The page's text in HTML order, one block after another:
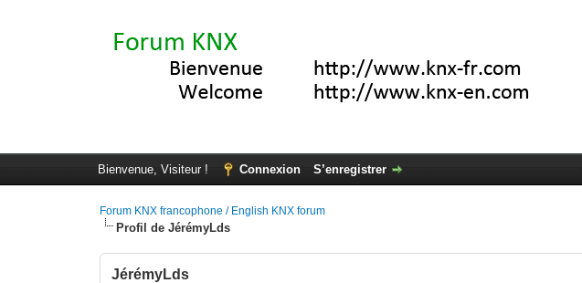
Bienvenue, Visiteur ! Connexion S’enregistrer
Forum KNX francophone / English KNX forum
Profil de JérémyLds
JérémyLds